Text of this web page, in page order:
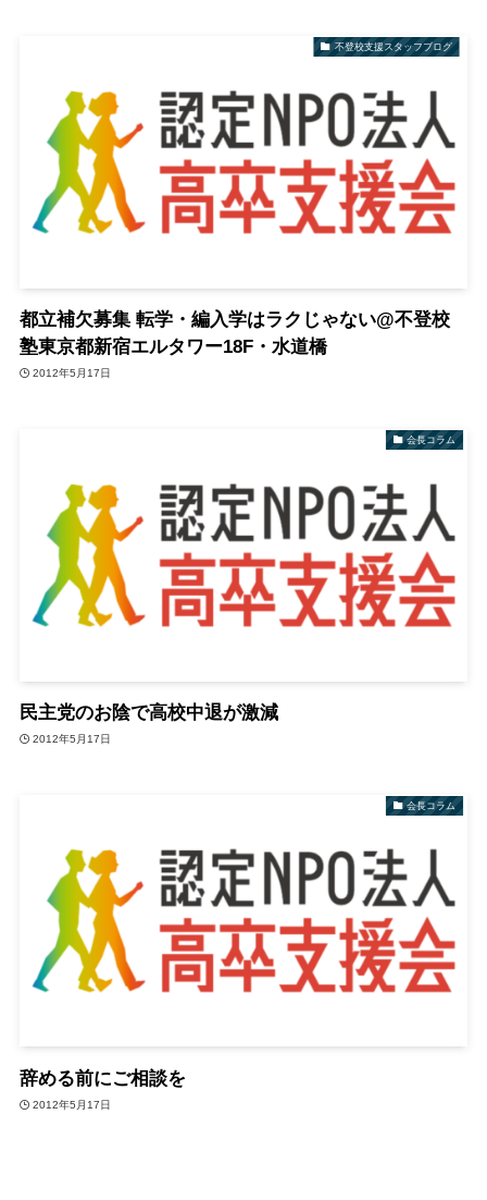
不登校支援スタッフブログ
都立補欠募集 転学・編入学はラクじゃない@不登校
塾東京都新宿エルタワー18F・水道橋
2012年5月17日
会長コラム
民主党のお陰で高校中退が激減
2012年5月17日
会長コラム
辞める前にご相談を
2012年5月17日